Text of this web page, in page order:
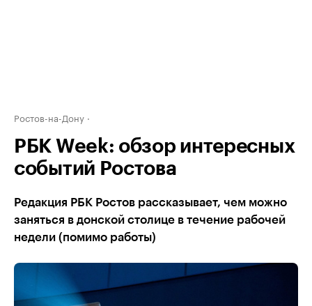
Ростов-на-Дону
РБК Week: обзор интересных
событий Ростова
Редакция РБК Ростов рассказывает, чем можно
заняться в донской столице в течение рабочей
недели (помимо работы)